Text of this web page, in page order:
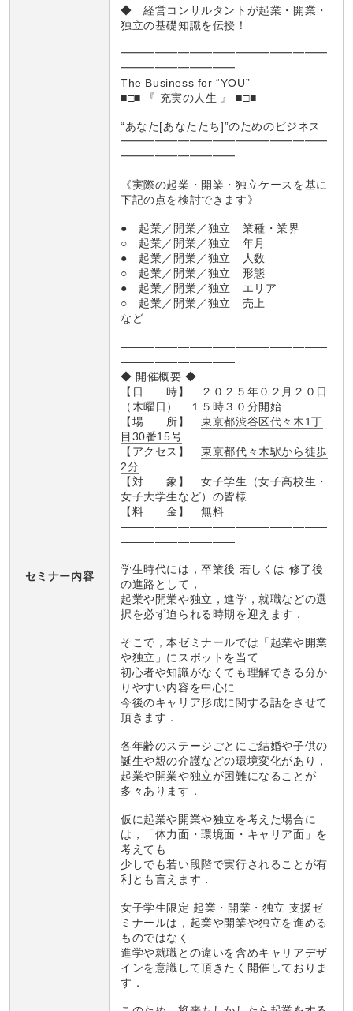
セミナー内容
◆ 経営コンサルタントが起業・開業・
独立の基礎知識を伝授！
━━━━━━━━━━━━━━━━━━
━━━━━━━━━━
The Business for “YOU”
■□■ 『 充実の人生 』 ■□■
“あなた[あなたたち]”のためのビジネス
━━━━━━━━━━━━━━━━━━
━━━━━━━━━━
《実際の起業・開業・独立ケースを基に
下記の点を検討できます》
● 起業／開業／独立 業種・業界
○ 起業／開業／独立 年月
● 起業／開業／独立 人数
○ 起業／開業／独立 形態
● 起業／開業／独立 エリア
○ 起業／開業／独立 売上
など
――――――――――――――――――
――――――――――
◆ 開催概要 ◆
【日 時】 ２０２５年０２月２０日
（木曜日） １５時３０分開始
【場 所】東京都渋谷区代々木1丁
目30番15号
【アクセス】東京都代々木駅から徒歩
2分
【対 象】 女子学生（女子高校生・
女子大学生など）の皆様
【料 金】 無料
――――――――――――――――――
――――――――――
学生時代には，卒業後 若しくは 修了後
の進路として，
起業や開業や独立，進学，就職などの選
択を必ず迫られる時期を迎えます．
そこで，本ゼミナールでは「起業や開業
や独立」にスポットを当て
初心者や知識がなくても理解できる分か
りやすい内容を中心に
今後のキャリア形成に関する話をさせて
頂きます．
各年齢のステージごとにご結婚や子供の
誕生や親の介護などの環境変化があり，
起業や開業や独立が困難になることが
多々あります．
仮に起業や開業や独立を考えた場合に
は，「体力面・環境面・キャリア面」を
考えても
少しでも若い段階で実行されることが有
利とも言えます．
女子学生限定 起業・開業・独立 支援ゼ
ミナールは，起業や開業や独立を進める
ものではなく
進学や就職との違いを含めキャリアデザ
インを意識して頂きたく開催しておりま
す．